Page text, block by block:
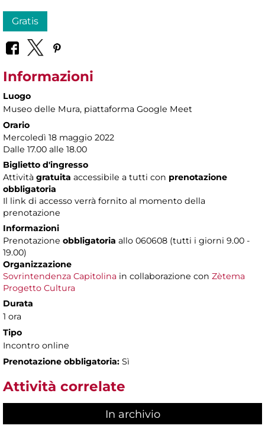
Gratis
Informazioni
Luogo
Museo delle Mura, piattaforma Google Meet
Orario
Mercoledì 18 maggio 2022
Dalle 17.00 alle 18.00
Biglietto d'ingresso
Attività gratuita accessibile a tutti con prenotazione
obbligatoria
Il link di accesso verrà fornito al momento della
prenotazione
Informazioni
Prenotazione obbligatoria allo 060608 (tutti i giorni 9.00 -
19.00)
Organizzazione
Sovrintendenza Capitolina in collaborazione con Zètema
Progetto Cultura
Durata
1 ora
Tipo
Incontro online
Prenotazione obbligatoria: Sì
Attività correlate
In archivio